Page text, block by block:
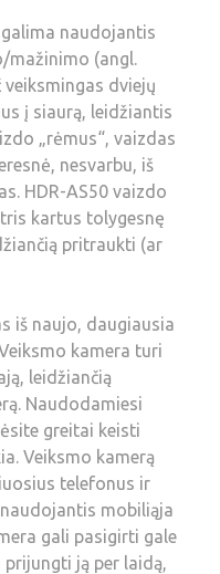
naudojantis
mažinimo (angl.
dviejų
į siaurą, leidžiantis
„rėmus“, vaizdas
nesvarbu, iš
HDR-AS50 vaizdo
kartus tolygesnę
pritraukti (ar
iš naujo, daugiausia
kamera turi
leidžiančią
Naudodamiesi
greitai keisti
Veiksmo kamerą
telefonus ir
mobiliąja
gali pasigirti gale
prijungti ją per laidą,